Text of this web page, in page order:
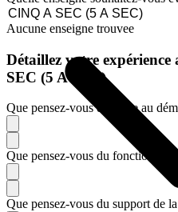
Aucune enseigne trouvee
Détaillez votre expérience
SEC (5 A SEC)
Que pensez-vous de l'aide au
Que pensez-vous du
Que pensez-vous du support de